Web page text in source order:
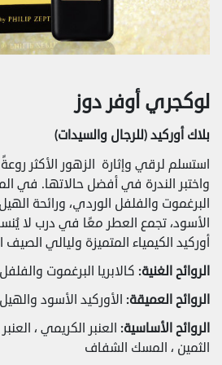
لوكجري أوفر دوز
بلاك أوركيد (للرجال والسيدات)
استسلم لرقي وإثارة الزهور الأكثر روعةً
واختبر الندرة في أفضل حالاتها. في
البرغموت والفلفل الوردي، ورائحة
الأسود، تجمع العطر معًا في درب لا
أوركيد الكيمياء المتميزة وليالي
الروائح الغنية: كالابريا البرغموت
الروائح العميقة: الأوركيد الأسود
الروائح الأساسية: العنبر الكريمي ،
الثمين ، المسك الشفاف